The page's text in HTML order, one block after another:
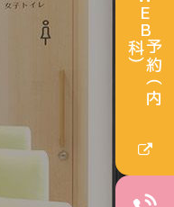
WEB
予
約
（
内
科
）